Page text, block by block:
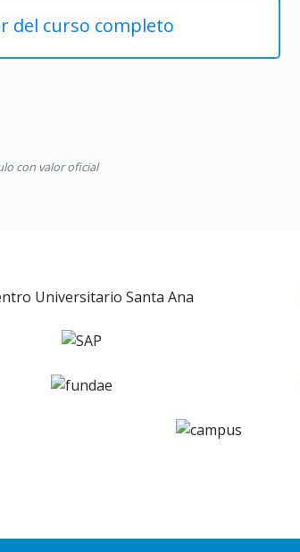
del curso completo
con valor oficial